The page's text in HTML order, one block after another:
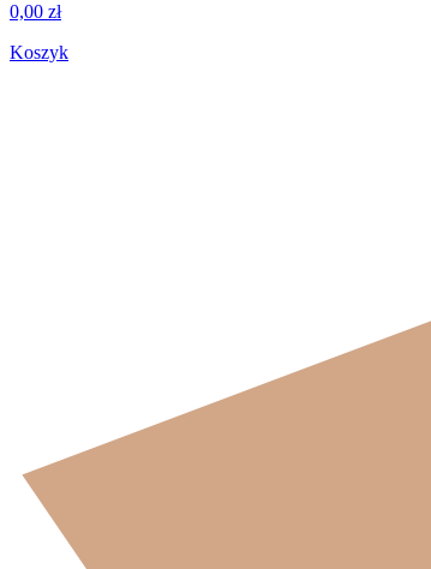
0,00 zł
Koszyk